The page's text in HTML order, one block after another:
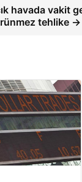
havada vakit
tehlike →